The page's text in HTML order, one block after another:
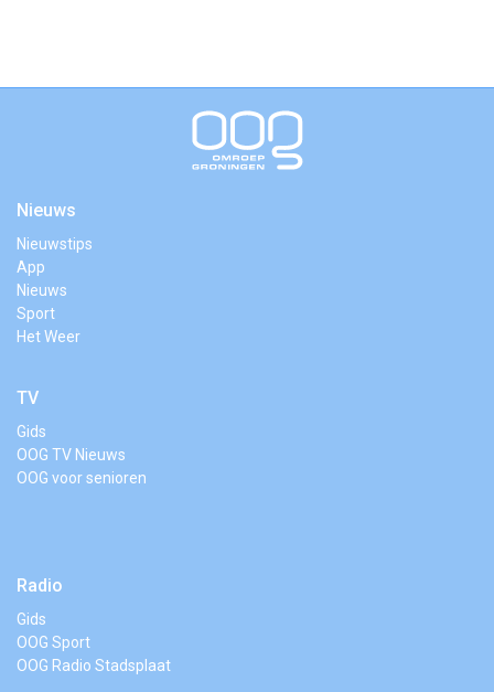
Nieuws
Nieuwstips
App
Nieuws
Sport
Het Weer
TV
Gids
OOG TV Nieuws
OOG voor senioren
Radio
Gids
OOG Sport
OOG Radio Stadsplaat